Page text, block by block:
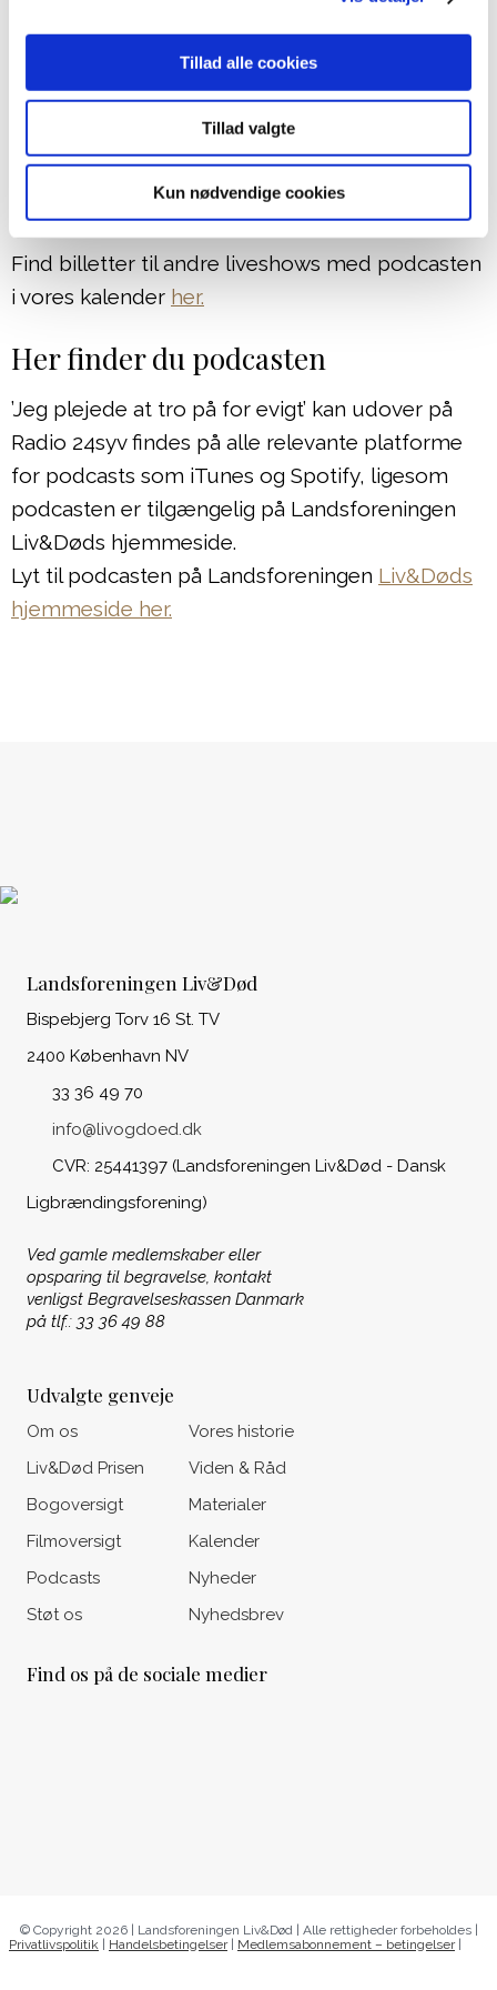
Tillad alle cookies
Tillad valgte
Kun nødvendige cookies
Tirsdag d. 25. oktober
Frølageret Kulturmaskinen i Odense
Find billetter til andre liveshows med podcasten
i vores kalender her.
Her finder du podcasten
’Jeg plejede at tro på for evigt’ kan udover på
Radio 24syv findes på alle relevante platforme
for podcasts som iTunes og Spotify, ligesom
podcasten er tilgængelig på Landsforeningen
Liv&Døds hjemmeside.
Lyt til podcasten på Landsforeningen Liv&Døds
hjemmeside her.
Landsforeningen Liv&Død
Bispebjerg Torv 16 St. TV
2400 København NV
33 36 49 70
info@livogdoed.dk
CVR: 25441397 (Landsforeningen Liv&Død - Dansk
Ligbrændingsforening)
Ved gamle medlemskaber eller
opsparing til begravelse, kontakt
venligst Begravelseskassen Danmark
på tlf.: 33 36 49 88
Udvalgte genveje
Om os
Liv&Død Prisen
Bogoversigt
Filmoversigt
Podcasts
Støt os
Vores historie
Viden & Råd
Materialer
Kalender
Nyheder
Nyhedsbrev
Find os på de sociale medier
© Copyright 2026 | Landsforeningen Liv&Død | Alle rettigheder forbeholdes |
Privatlivspolitik
Handelsbetingelser| Medlemsabonnement – betingelser|